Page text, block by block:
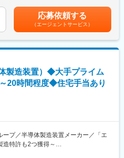
始めとする4大トラックメーカーの車や
れています。特に、トラック用サスペ
る四大トラックメーカーの車や、バス
います。特に、トラック用サスペン
ンカは当社の主力製品です。
ラットで、風通しが良い社風です。社
り、部署を超えたコミュニケーション
すい環境です。
応募依頼する
（エージェントサービス）
製造装置）◆大手プライム
20時間程度◆住宅手当あり
ープ／半導体製造装置メーカー／「エ
造特許も2つ獲得～